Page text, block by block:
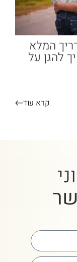
המלא
להגן על
קרא עוד